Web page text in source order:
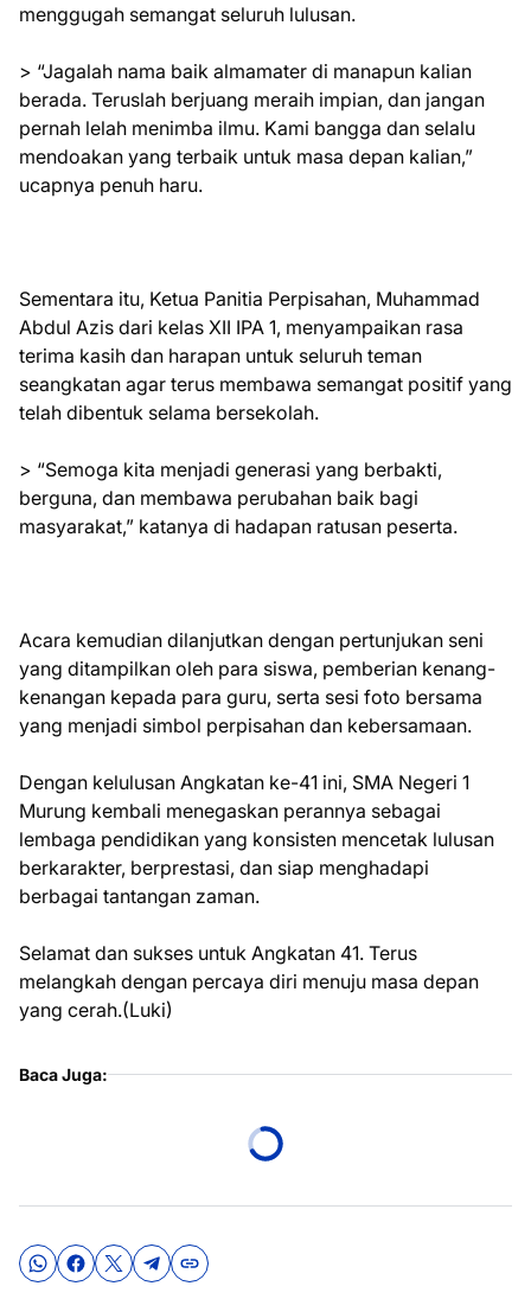
menggugah semangat seluruh lulusan.
> “Jagalah nama baik almamater di manapun kalian
berada. Teruslah berjuang meraih impian, dan jangan
pernah lelah menimba ilmu. Kami bangga dan selalu
mendoakan yang terbaik untuk masa depan kalian,”
ucapnya penuh haru.
Sementara itu, Ketua Panitia Perpisahan, Muhammad
Abdul Azis dari kelas XII IPA 1, menyampaikan rasa
terima kasih dan harapan untuk seluruh teman
seangkatan agar terus membawa semangat positif yang
telah dibentuk selama bersekolah.
> “Semoga kita menjadi generasi yang berbakti,
berguna, dan membawa perubahan baik bagi
masyarakat,” katanya di hadapan ratusan peserta.
Acara kemudian dilanjutkan dengan pertunjukan seni
yang ditampilkan oleh para siswa, pemberian kenang-
kenangan kepada para guru, serta sesi foto bersama
yang menjadi simbol perpisahan dan kebersamaan.
Dengan kelulusan Angkatan ke-41 ini, SMA Negeri 1
Murung kembali menegaskan perannya sebagai
lembaga pendidikan yang konsisten mencetak lulusan
berkarakter, berprestasi, dan siap menghadapi
berbagai tantangan zaman.
Selamat dan sukses untuk Angkatan 41. Terus
melangkah dengan percaya diri menuju masa depan
yang cerah.(Luki)
Baca Juga: